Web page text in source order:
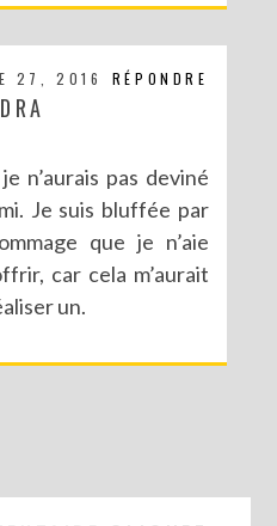
RÉPONDRE
27, 2016
n’aurais pas deviné
Je suis bluffée par
que je n’aie
car cela m’aurait
un.